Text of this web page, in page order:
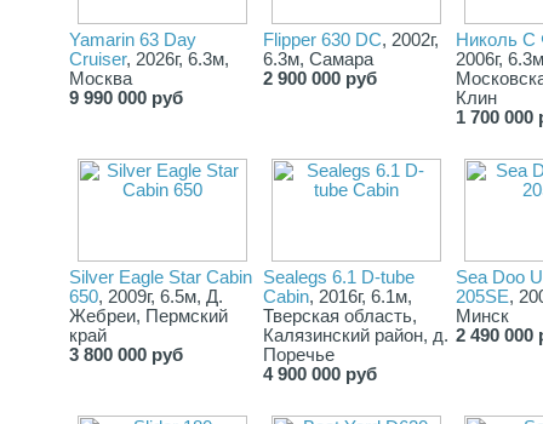
Yamarin 63 Day
Cruiser, 2026г, 6.3м,
Москва
9 990 000 руб
Flipper 630 DC, 2002г,
6.3м, Самара
2 900 000 руб
Николь С
2006г,
Клин
1 700 000
Silver Eаgle Stаr Саbin
650, 2009г, 6.5м, Д.
Жебреи, Пермский
край
3 800 000 руб
Sealegs 6.1 D-tube
Cabin, 2016г, 6.1м,
Тверская область,
Калязинский район, д.
Поречье
4 900 000 руб
Sea Doo
205SE,
Минск
2 490 000